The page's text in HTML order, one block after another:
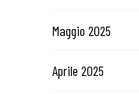
Maggio 2025
Aprile 2025